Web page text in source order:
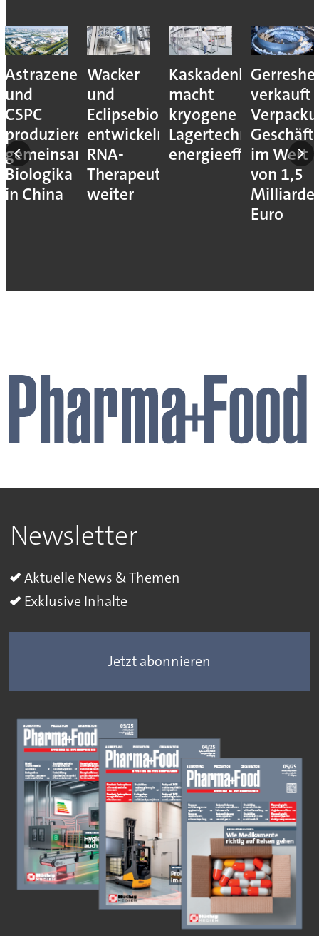
Astrazeneca
und
CSPC
produzieren
gemeinsam
Biologika
in China
Wacker
und
Eclipsebio
entwickeln
RNA-
Therapeutika
weiter
Kaskadenkonzept
macht
kryogene
Lagertechnik
energieeffizienter
verkauft
im Wert
von 1,5
Euro
Newsletter
Aktuelle News & Themen
Exklusive Inhalte
Jetzt abonnieren